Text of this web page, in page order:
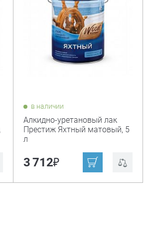
в наличии
Алкидно-уретановый лак
Престиж Яхтный матовый, 5
л
3 712₽